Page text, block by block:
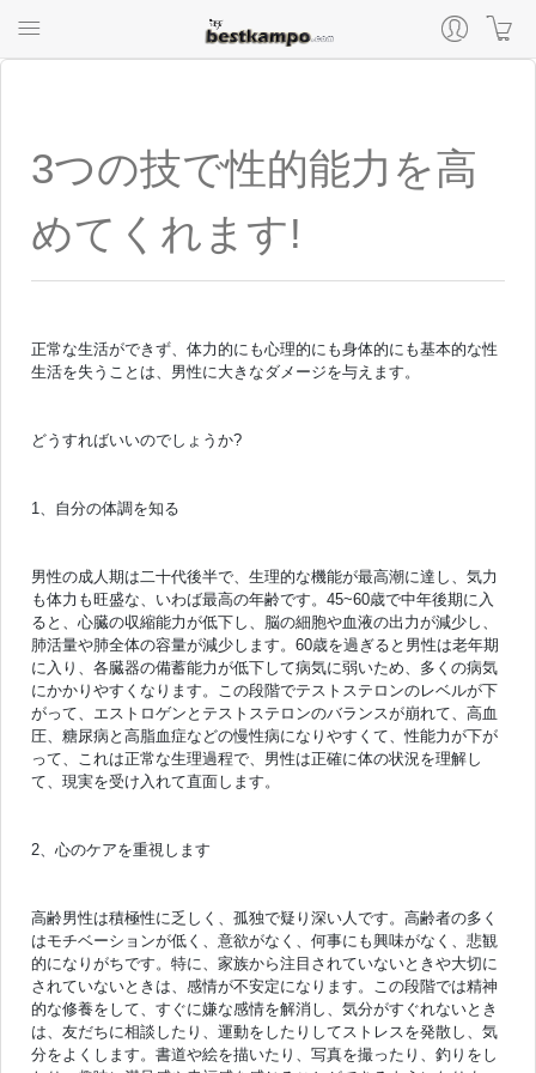
3つの技で性的能力を高
めてくれます!
正常な生活ができず、体力的にも心理的にも身体的にも基本的な性
生活を失うことは、男性に大きなダメージを与えます。
どうすればいいのでしょうか?
1、自分の体調を知る
男性の成人期は二十代後半で、生理的な機能が最高潮に達し、気力
も体力も旺盛な、いわば最高の年齢です。45~60歳で中年後期に入
ると、心臓の収縮能力が低下し、脳の細胞や血液の出力が減少し、
肺活量や肺全体の容量が減少します。60歳を過ぎると男性は老年期
に入り、各臓器の備蓄能力が低下して病気に弱いため、多くの病気
にかかりやすくなります。この段階でテストステロンのレベルが下
がって、エストロゲンとテストステロンのバランスが崩れて、高血
圧、糖尿病と高脂血症などの慢性病になりやすくて、性能力が下が
って、これは正常な生理過程で、男性は正確に体の状況を理解し
て、現実を受け入れて直面します。
2、心のケアを重視します
高齢男性は積極性に乏しく、孤独で疑り深い人です。高齢者の多く
はモチベーションが低く、意欲がなく、何事にも興味がなく、悲観
的になりがちです。特に、家族から注目されていないときや大切に
されていないときは、感情が不安定になります。この段階では精神
的な修養をして、すぐに嫌な感情を解消し、気分がすぐれないとき
は、友だちに相談したり、運動をしたりしてストレスを発散し、気
分をよくします。書道や絵を描いたり、写真を撮ったり、釣りをし